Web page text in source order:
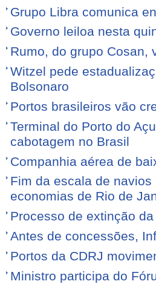
Grupo Libra comunica
Governo leiloa nesta
Rumo, do grupo Cosan,
Witzel pede
Bolsonaro
Portos brasileiros vão
Terminal do Porto do
cabotagem no Brasil
Companhia aérea de
Fim da escala de
economias de Rio de
Processo de extinção
Antes de concessões,
Portos da CDRJ
Ministro participa do